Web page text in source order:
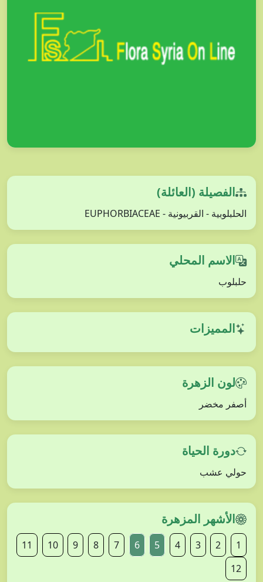
الفصيلة (العائلة)
الحلبلوبية - القربيونية - EUPHORBIACEAE
الاسم المحلي
حلبلوب
المميزات
لون الزهرة
أصفر مخضر
دورة الحياة
حولي عشب
الأشهر المزهرة
1
2
3
4
5
6
7
8
9
10
11
12